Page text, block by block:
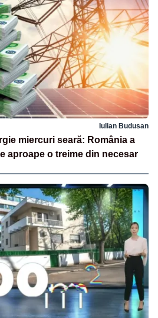
Iulian Budusan
miercuri seară: România a
aproape o treime din necesar